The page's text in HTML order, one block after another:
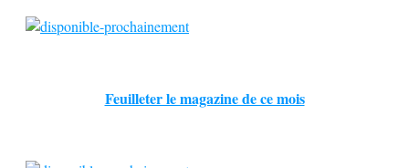
Feuilleter le magazine de ce mois